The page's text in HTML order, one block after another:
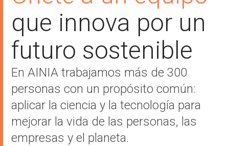
que innova por un
futuro sostenible
En AINIA trabajamos más de 300
personas con un propósito común:
aplicar la ciencia y la tecnología para
mejorar la vida de las personas, las
empresas y el planeta.